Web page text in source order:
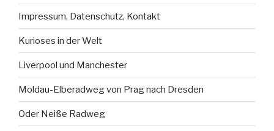
Impressum, Datenschutz, Kontakt
Kurioses in der Welt
Liverpool und Manchester
Moldau-Elberadweg von Prag nach Dresden
Oder Neiße Radweg